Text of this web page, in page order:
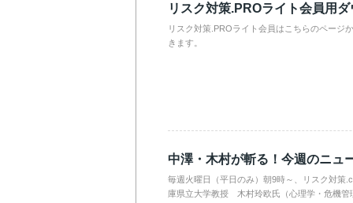
リスク対策.PROライト会員用
リスク対策.PROライト会員はこちらのページ
きます。
中澤・木村が斬る！今週のニュ
毎週火曜日（平日のみ）朝9時～、リスク対
庫県立大学教授 木村玲欧氏（心理学・危機管